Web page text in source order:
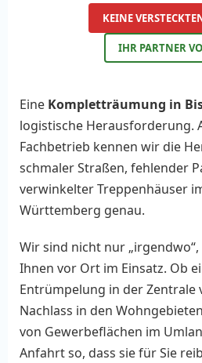
KEINE
IHR PARTNER
Eine Kompletträumung in
logistische Herausforderung.
Fachbetrieb kennen wir die
schmaler Straßen, fehlender
verwinkelter Treppenhäuser
Württemberg genau.
Wir sind nicht nur
Ihnen vor Ort im Einsatz. Ob
Entrümpelung in der Zentrale
Nachlass in den
von Gewerbeflächen im
Anfahrt so, dass sie für Sie